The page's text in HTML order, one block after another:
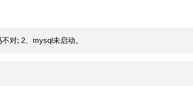
对; 2、mysql未启动。